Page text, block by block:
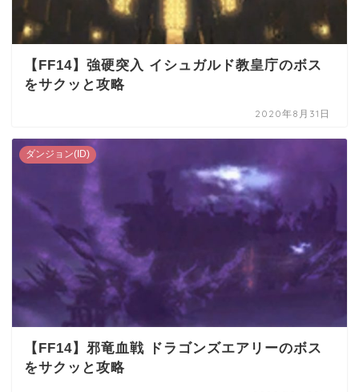
【FF14】強硬突入 イシュガルド教皇庁のボス
をサクッと攻略
2020年8月31日
ダンジョン(ID)
【FF14】邪竜血戦 ドラゴンズエアリーのボス
をサクッと攻略